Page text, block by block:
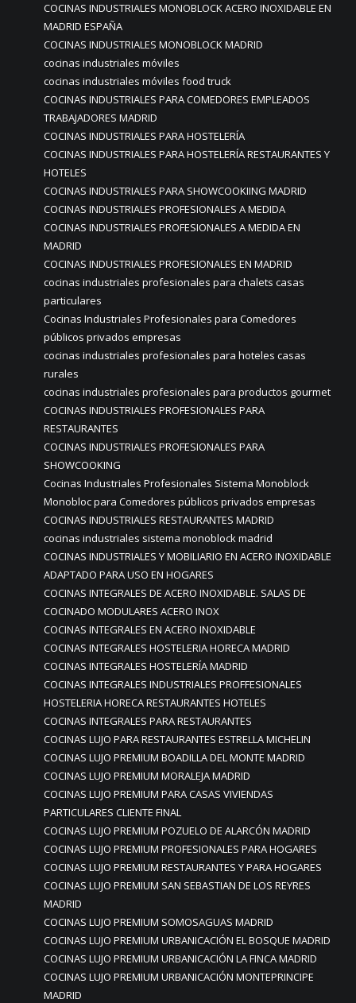
COCINAS INDUSTRIALES MONOBLOCK ACERO INOXIDABLE EN
MADRID ESPAÑA
COCINAS INDUSTRIALES MONOBLOCK MADRID
cocinas industriales móviles
cocinas industriales móviles food truck
COCINAS INDUSTRIALES PARA COMEDORES EMPLEADOS
TRABAJADORES MADRID
COCINAS INDUSTRIALES PARA HOSTELERÍA
COCINAS INDUSTRIALES PARA HOSTELERÍA RESTAURANTES Y
HOTELES
COCINAS INDUSTRIALES PARA SHOWCOOKIING MADRID
COCINAS INDUSTRIALES PROFESIONALES A MEDIDA
COCINAS INDUSTRIALES PROFESIONALES A MEDIDA EN
MADRID
COCINAS INDUSTRIALES PROFESIONALES EN MADRID
cocinas industriales profesionales para chalets casas
particulares
Cocinas Industriales Profesionales para Comedores
públicos privados empresas
cocinas industriales profesionales para hoteles casas
rurales
cocinas industriales profesionales para productos gourmet
COCINAS INDUSTRIALES PROFESIONALES PARA
RESTAURANTES
COCINAS INDUSTRIALES PROFESIONALES PARA
SHOWCOOKING
Cocinas Industriales Profesionales Sistema Monoblock
Monobloc para Comedores públicos privados empresas
COCINAS INDUSTRIALES RESTAURANTES MADRID
cocinas industriales sistema monoblock madrid
COCINAS INDUSTRIALES Y MOBILIARIO EN ACERO INOXIDABLE
ADAPTADO PARA USO EN HOGARES
COCINAS INTEGRALES DE ACERO INOXIDABLE. SALAS DE
COCINADO MODULARES ACERO INOX
COCINAS INTEGRALES EN ACERO INOXIDABLE
COCINAS INTEGRALES HOSTELERIA HORECA MADRID
COCINAS INTEGRALES HOSTELERÍA MADRID
COCINAS INTEGRALES INDUSTRIALES PROFFESIONALES
HOSTELERIA HORECA RESTAURANTES HOTELES
COCINAS INTEGRALES PARA RESTAURANTES
COCINAS LUJO PARA RESTAURANTES ESTRELLA MICHELIN
COCINAS LUJO PREMIUM BOADILLA DEL MONTE MADRID
COCINAS LUJO PREMIUM MORALEJA MADRID
COCINAS LUJO PREMIUM PARA CASAS VIVIENDAS
PARTICULARES CLIENTE FINAL
COCINAS LUJO PREMIUM POZUELO DE ALARCÓN MADRID
COCINAS LUJO PREMIUM PROFESIONALES PARA HOGARES
COCINAS LUJO PREMIUM RESTAURANTES Y PARA HOGARES
COCINAS LUJO PREMIUM SAN SEBASTIAN DE LOS REYRES
MADRID
COCINAS LUJO PREMIUM SOMOSAGUAS MADRID
COCINAS LUJO PREMIUM URBANICACIÓN EL BOSQUE MADRID
COCINAS LUJO PREMIUM URBANICACIÓN LA FINCA MADRID
COCINAS LUJO PREMIUM URBANICACIÓN MONTEPRINCIPE
MADRID